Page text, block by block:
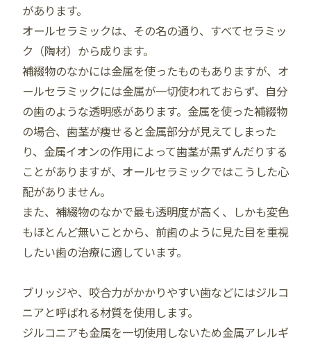
があります。
オールセラミックは、その名の通り、すべてセラミッ
ク（陶材）から成ります。
補綴物のなかには金属を使ったものもありますが、オ
ールセラミックには金属が一切使われておらず、自分
の歯のような透明感があります。金属を使った補綴物
の場合、歯茎が痩せると金属部分が見えてしまった
り、金属イオンの作用によって歯茎が黒ずんだりする
ことがありますが、オールセラミックではこうした心
配がありません。
また、補綴物のなかで最も透明度が高く、しかも変色
もほとんど無いことから、前歯のように見た目を重視
したい歯の治療に適しています。
ブリッジや、咬合力がかかりやすい歯などにはジルコ
ニアと呼ばれる材質を使用します。
ジルコニアも金属を一切使用しないため金属アレルギ